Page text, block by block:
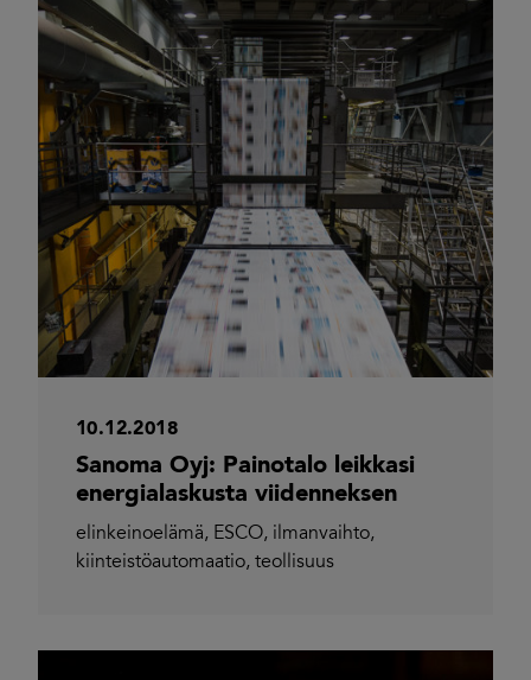
10.12.2018
Sanoma Oyj: Painotalo leikkasi
energialaskusta viidenneksen
elinkeinoelämä, ESCO, ilmanvaihto,
kiinteistöautomaatio, teollisuus